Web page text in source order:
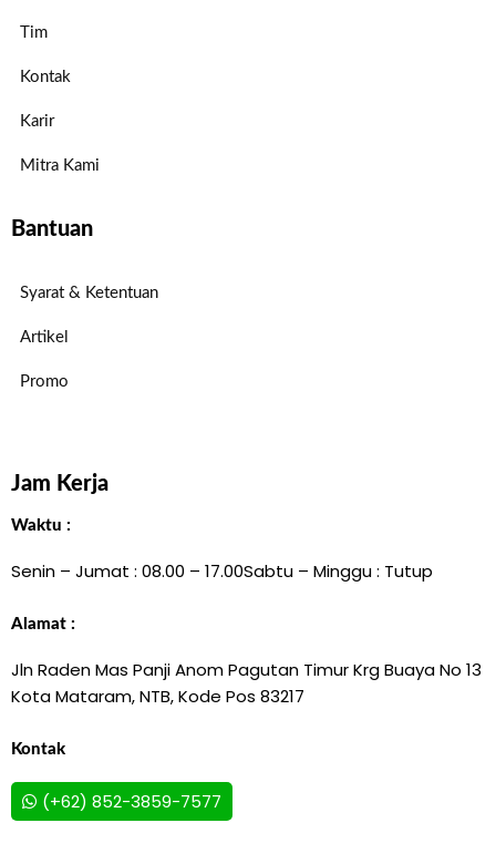
Tim
Kontak
Karir
Mitra Kami
Bantuan
Syarat & Ketentuan
Artikel
Promo
Jam Kerja
Waktu :
Senin – Jumat : 08.00 – 17.00Sabtu – Minggu : Tutup
Alamat :
Jln Raden Mas Panji Anom Pagutan Timur Krg Buaya No 13
Kota Mataram, NTB, Kode Pos 83217
Kontak
(+62) 852-3859-7577